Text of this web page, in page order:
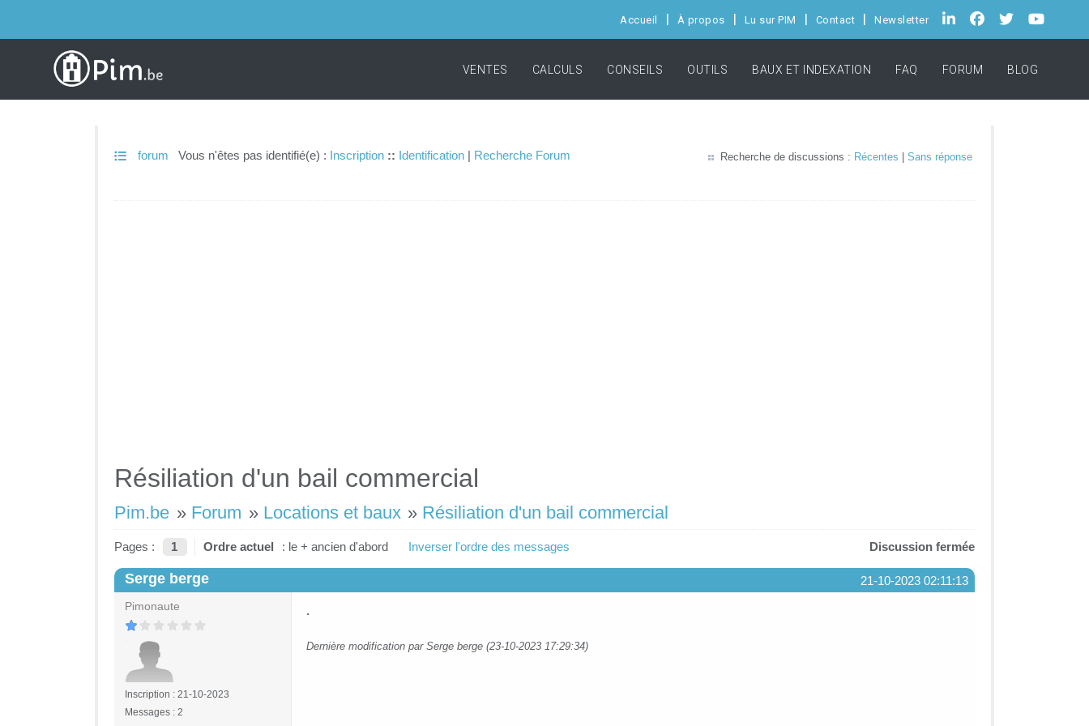
Accueil À propos Lu sur PIM Contact Newsletter
VENTES CALCULS CONSEILS OUTILS BAUX ET INDEXATION FAQ FORUM BLOG
forum Vous n'êtes pas identifié(e) : Inscription :: Identification | Recherche Forum Recherche de discussions : Récentes Sans réponse
Résiliation d'un bail commercial
Pim.be » Forum » Locations et baux » Résiliation d'un bail commercial
Pages : 1 Ordre actuel : le + ancien d'abord Inverser l'ordre des messages Discussion fermée
21-10-2023 02:11:13
Serge berge
Pimonaute
Inscription : 21-10-2023
Messages : 2
.
Dernière modification par Serge berge (23-10-2023 17:29:34)